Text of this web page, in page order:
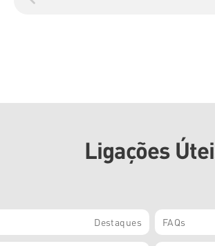
Ligações
Destaques FAQs